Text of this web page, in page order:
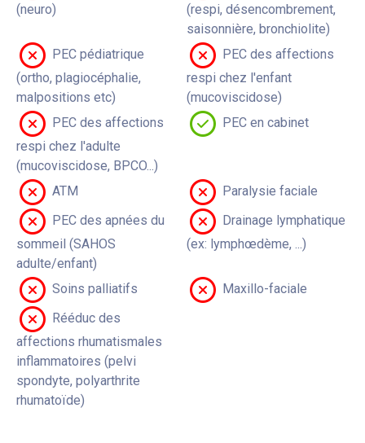
(neuro)
(respi, désencombrement,
saisonnière, bronchiolite)
PEC pédiatrique
(ortho, plagiocéphalie,
malpositions etc)
PEC des affections
respi chez l'enfant
(mucoviscidose)
PEC des affections
respi chez l'adulte
(mucoviscidose, BPCO...)
PEC en cabinet
ATM
Paralysie faciale
PEC des apnées du
sommeil (SAHOS
adulte/enfant)
Drainage lymphatique
(ex: lymphœdème, ...)
Soins palliatifs
Maxillo-faciale
Rééduc des
affections rhumatismales
inflammatoires (pelvi
spondyte, polyarthrite
rhumatoïde)